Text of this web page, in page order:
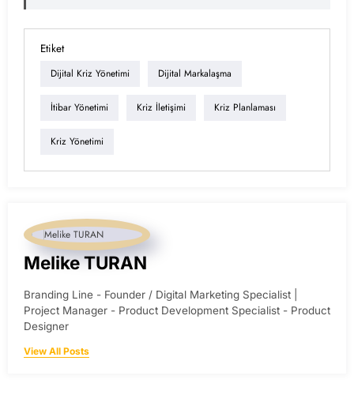
Etiket
Dijital Kriz Yönetimi Dijital Markalaşma
İtibar Yönetimi Kriz İletişimi Kriz Planlaması
Kriz Yönetimi
Melike TURAN
Branding Line - Founder / Digital Marketing Specialist |
Project Manager - Product Development Specialist - Product
Designer
View All Posts